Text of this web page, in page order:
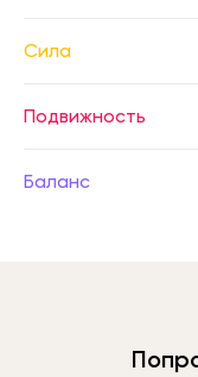
Сила
Подвижность
Баланс